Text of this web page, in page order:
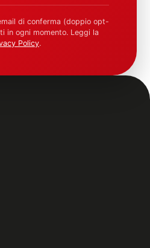
di conferma (doppio opt-
in ogni momento. Leggi la
Policy.